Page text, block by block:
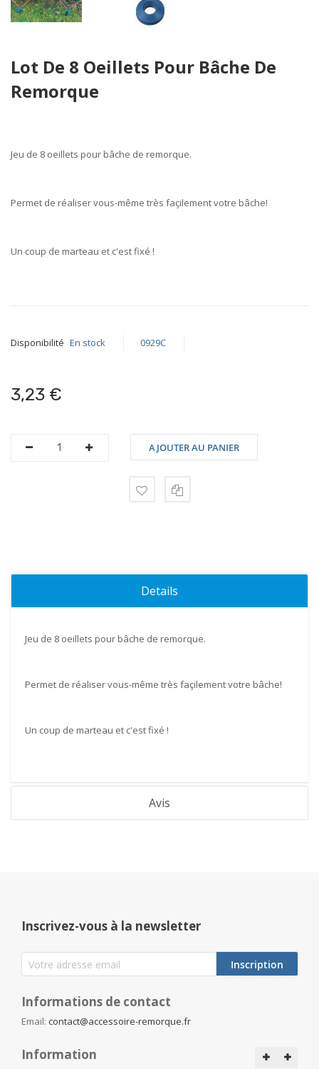
to
beginning
gallery
Lot De 8 Oeillets Pour Bâche De
Remorque
Jeu de 8 oeillets pour bâche de remorque.
Permet de réaliser vous-même très façilement votre bâche!
Un coup de marteau et c'est fixé !
Disponibilité En stock 0929C
3,23 €
AJOUTER AU PANIER
Details
Jeu de 8 oeillets pour bâche de remorque.
Permet de réaliser vous-même très façilement votre bâche!
Un coup de marteau et c'est fixé !
Avis
Inscrivez-vous à la newsletter
Inscription
Informations de contact
Email: contact@accessoire-remorque.fr
Information